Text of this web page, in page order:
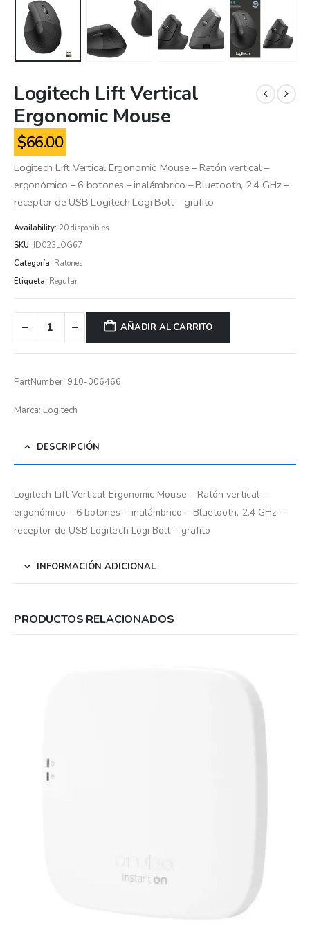
Logitech Lift Vertical
Ergonomic Mouse
$66.00
Logitech Lift Vertical Ergonomic Mouse – Ratón vertical –
ergonómico – 6 botones – inalámbrico – Bluetooth, 2.4 GHz –
receptor de USB Logitech Logi Bolt – grafito
Availability: 20 disponibles
SKU: ID023LOG67
Categoría: Ratones
Etiqueta: Regular
AÑADIR AL CARRITO
PartNumber: 910-006466
Marca: Logitech
DESCRIPCIÓN
Logitech Lift Vertical Ergonomic Mouse – Ratón vertical –
ergonómico – 6 botones – inalámbrico – Bluetooth, 2.4 GHz –
receptor de USB Logitech Logi Bolt – grafito
INFORMACIÓN ADICIONAL
PRODUCTOS RELACIONADOS